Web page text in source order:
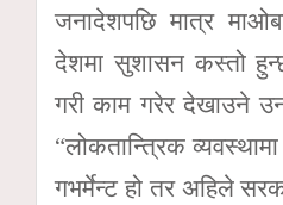
जनादेशपछि मात्र
देशमा सुशासन कस्तो
गरी काम गरेर देखाउने
“लोकतान्त्रिक
गभर्मेन्ट हो तर अहिले